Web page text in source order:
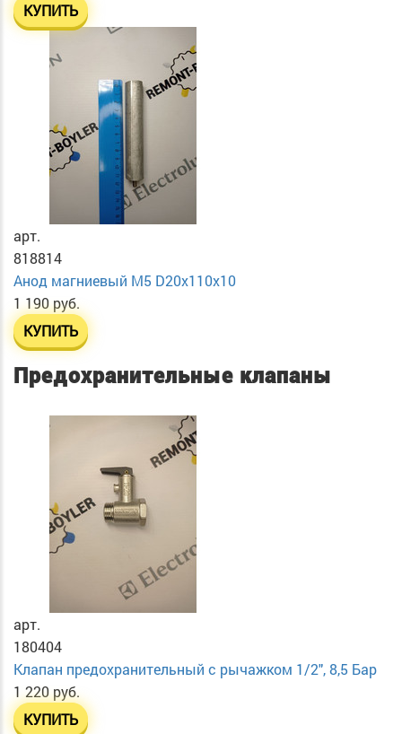
КУПИТЬ
арт.
818814
Анод магниевый М5 D20х110х10
1 190 руб.
КУПИТЬ
Предохранительные клапаны
арт.
180404
Клапан предохранительный с рычажком 1/2", 8,5 Бар
1 220 руб.
КУПИТЬ